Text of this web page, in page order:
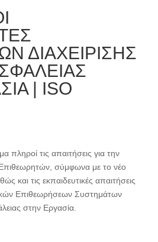
ΔΙΑΧΕΙΡΙΣΗΣ
| ISO
πληροί τις απαιτήσεις για την
σύμφωνα με το νέο
και τις εκπαιδευτικές απαιτήσεις
Επιθεωρήσεων Συστημάτων
στην Εργασία.